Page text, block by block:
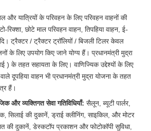
और यात्रियों के परिवहन के लिए परिवहन वाहनों की
छोटे माल परिवहन वाहन, तिपहिया वाहन, ई-
ट्रैक्टर / ट्रैक्टर ट्रॉलियों / बिजली टिलर केवल
के लिए उपयोग किए जाने योग्य हैं। प्रधानमंत्री मुद्रा
) के तहत सहायता के लिए। वाणिज्यिक उद्देश्यों के लिए
दूपहिया वाहन भी प्रधानमंत्री मुद्रा योजना के तहत
हैं।
और व्यक्तिगत सेवा गतिविधियाँ: सैलून, ब्यूटी पार्लर,
सिलाई की दुकानें, ड्राई क्लीनिंग, साइकिल, और मोटर
की दुकानें, डेस्कटॉप प्रकाशन और फोटोकॉपी सुविधा,